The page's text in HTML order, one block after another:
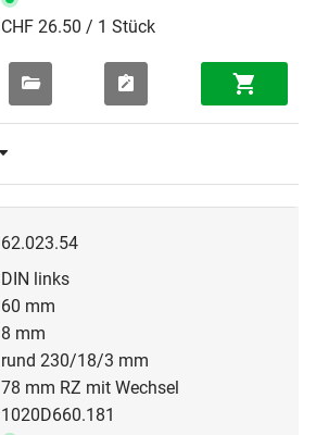
CHF 26.50 / 1 Stück
62.023.54
DIN links
60 mm
8 mm
rund 230/18/3 mm
78 mm RZ mit Wechsel
1020D660.181